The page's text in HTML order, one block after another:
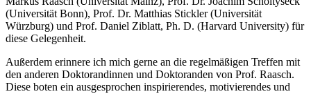
(Universität Bonn), Prof. Dr. Matthias Stickler (Universität
Würzburg) und Prof. Daniel Ziblatt, Ph. D. (Harvard University) für
diese Gelegenheit.
Außerdem erinnere ich mich gerne an die regelmäßigen Treffen mit
den anderen Doktorandinnen und Doktoranden von Prof. Raasch.
Diese boten ein ausgesprochen inspirierendes, motivierendes und